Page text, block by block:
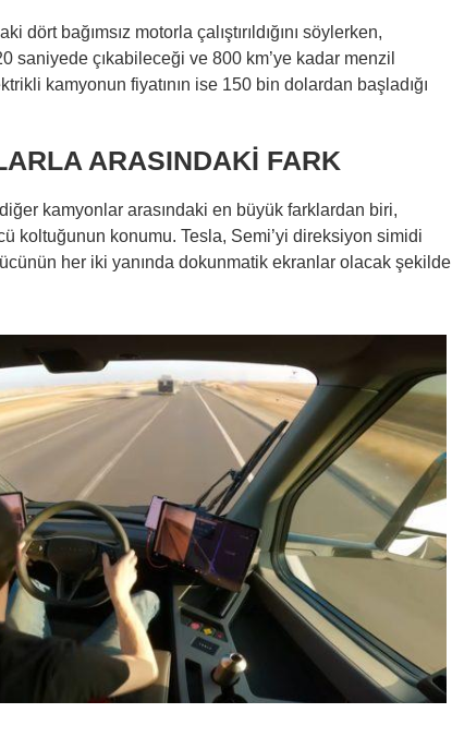
dört bağımsız motorla çalıştırıldığını söylerken,
saniyede çıkabileceği ve 800 km’ye kadar menzil
kamyonun fiyatının ise 150 bin dolardan başladığı
ARASINDAKİ FARK
kamyonlar arasındaki en büyük farklardan biri,
koltuğunun konumu. Tesla, Semi’yi direksiyon simidi
her iki yanında dokunmatik ekranlar olacak şekilde